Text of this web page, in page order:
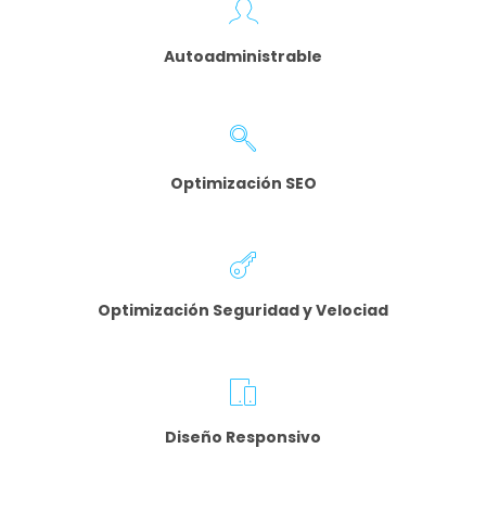
Autoadministrable
Optimización SEO
Optimización Seguridad y Velociad
Diseño Responsivo